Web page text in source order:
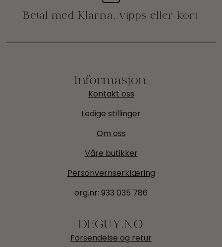
Kontakt oss
Ledige stillinger
Om oss
Våre butikker
Personvernserklæring
org.nr: 933 035 786
Forsendelse og retur